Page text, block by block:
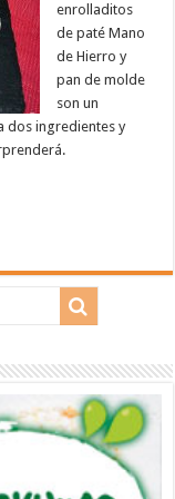
enrolladitos
de paté Mano
de Hierro y
pan de molde
son un
dos ingredientes y